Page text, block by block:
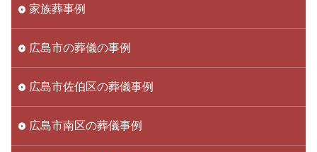
家族葬事例
広島市の葬儀の事例
広島市佐伯区の葬儀事例
広島市南区の葬儀事例